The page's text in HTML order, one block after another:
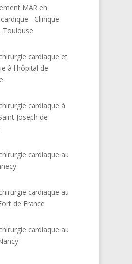
MAR en
- Clinique
Toulouse
cardiaque et
à l'hôpital de
cardiaque à
Joseph de
cardiaque au
cardiaque au
de France
cardiaque au